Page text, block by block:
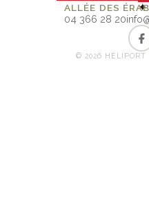
✦
ALLÉE DES
04 366 28 20
© 2026